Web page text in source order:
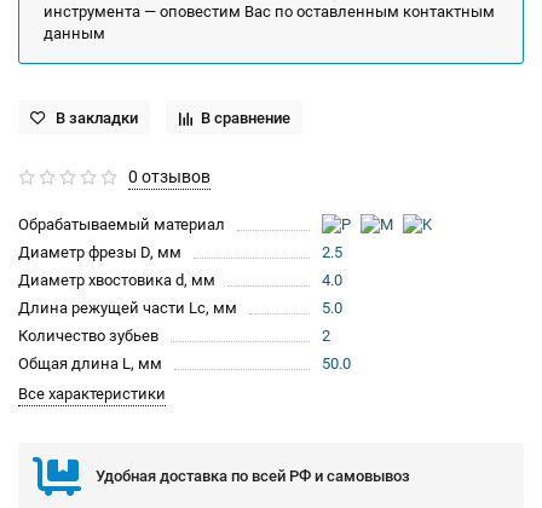
инструмента — оповестим Вас по оставленным контактным
данным
В закладки В сравнение
0 отзывов
Обрабатываемый материал
Диаметр фрезы D, мм
2.5
Диаметр хвостовика d, мм
4.0
Длина режущей части Lc, мм
5.0
Количество зубьев
2
Общая длина L, мм
50.0
Все характеристики
Удобная доставка по всей РФ и самовывоз